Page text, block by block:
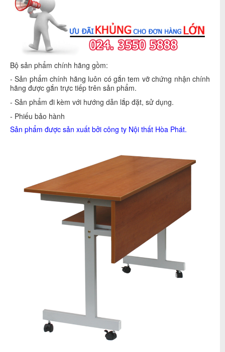
Bộ sản phẩm chính hãng gồm:
- Sản phẩm chính hãng luôn có gắn tem vỡ chứng nhận chính
hãng được gắn trực tiếp trên sản phẩm.
- Sản phẩm đi kèm với hướng dẫn lắp đặt, sử dụng.
- Phiếu bảo hành
Sản phẩm được sản xuất bởi công ty Nội thất Hòa Phát.